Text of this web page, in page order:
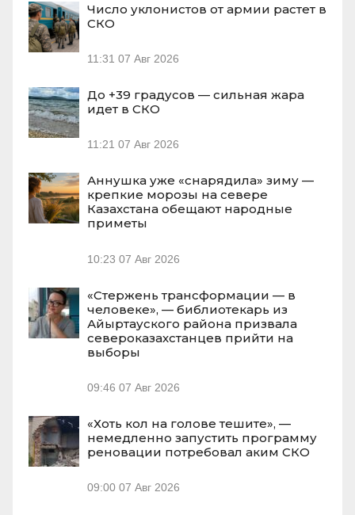
Число уклонистов от армии растет в
СКО
11:31 07 Авг 2026
До +39 градусов — сильная жара
идет в СКО
11:21 07 Авг 2026
Аннушка уже «снарядила» зиму —
крепкие морозы на севере
Казахстана обещают народные
приметы
10:23 07 Авг 2026
«Стержень трансформации — в
человеке», — библиотекарь из
Айыртауского района призвала
североказахстанцев прийти на
выборы
09:46 07 Авг 2026
«Хоть кол на голове тешите», —
немедленно запустить программу
реновации потребовал аким СКО
09:00 07 Авг 2026